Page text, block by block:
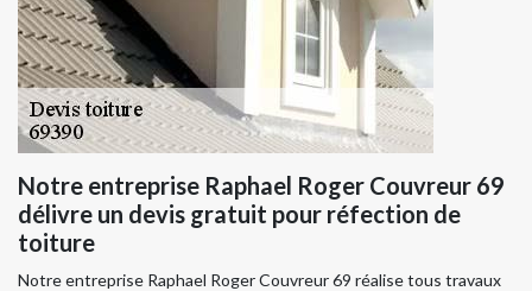
Notre entreprise Raphael Roger Couvreur 69
délivre un devis gratuit pour réfection de
toiture
Notre entreprise Raphael Roger Couvreur 69 réalise tous travaux